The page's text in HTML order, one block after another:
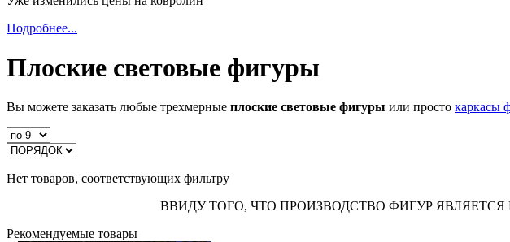
Подробнее...
Плоские световые фигуры
Вы можете заказать любые трехмерные плоские световые фигуры или просто каркасы
Нет товаров, соответствующих фильтру
ВВИДУ ТОГО, ЧТО ПРОИЗВОДСТВО ФИГУР
Рекомендуемые товары